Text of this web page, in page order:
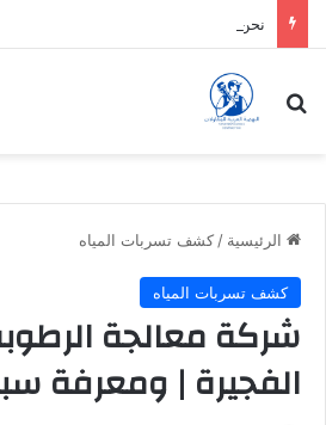
نحن شركة نقدم الافضل دائماً
بحث عن
الرئيسية / كشف تسربات المياه
كشف تسربات المياه
شركة معالجة
الفجيرة | ومعرفة